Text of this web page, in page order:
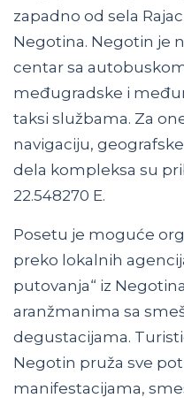
zapadno od sela
Negotina. Negotin je
centar sa
međugradske i
taksi službama. Za
navigaciju,
dela kompleksa su
22.548270 E.
Posetu je moguće
preko lokalnih
putovanja“ iz
aranžmanima sa
degustacijama.
Negotin pruža sve
manifestacijama,